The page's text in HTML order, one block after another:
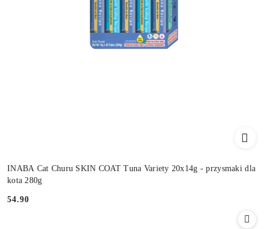
INABA Cat Churu SKIN COAT Tuna Variety 20x14g - przysmaki dla
kota 280g
Cena:
54.90